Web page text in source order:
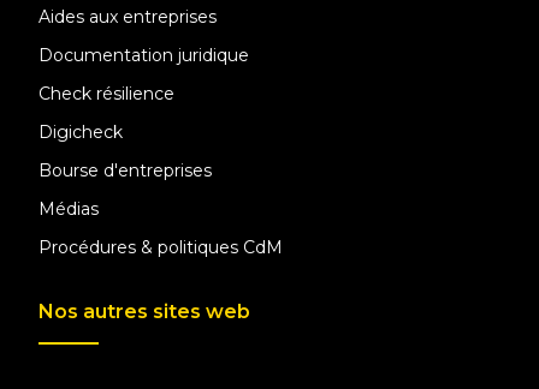
Aides aux entreprises
Documentation juridique
Check résilience
Digicheck
Bourse d'entreprises
Médias
Procédures & politiques CdM
Nos autres sites web